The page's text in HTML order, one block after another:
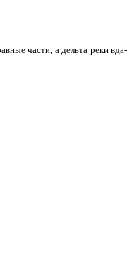
части, а дельта реки вда­